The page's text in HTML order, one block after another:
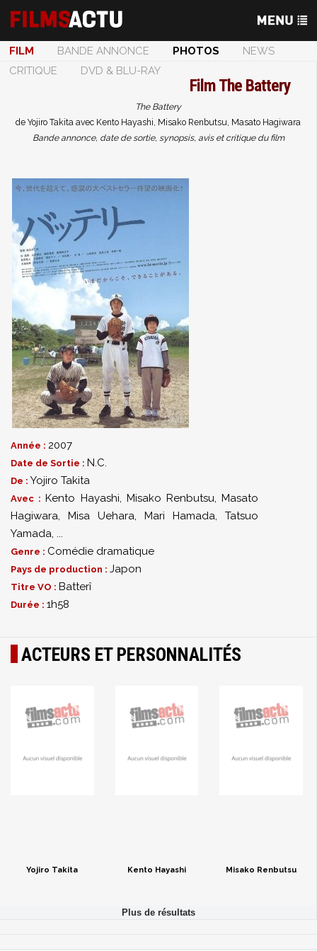
FILM BANDE ANNONCE PHOTOS
NEWS
CRITIQUE
DVD & BLU-RAY
FilmThe Battery
The Battery
de Yojiro Takita avec Kento Hayashi, Misako Renbutsu, Masato Hagiwara
Bande annonce, date de sortie, synopsis, avis et critique du film
Année : 2007
Date de Sortie : N.C.
De : Yojiro Takita
Avec : Kento Hayashi, Misako Renbutsu,Masato
Hagiwara, Misa Uehara, Mari Hamada, Tatsuo
Yamada, ...
Genre : Comédie dramatique
Pays de production : Japon
Titre VO : Batterî
Durée : 1h58
ACTEURS ET PERSONNALITÉS
Yojiro Takita Kento Hayashi Misako Renbutsu